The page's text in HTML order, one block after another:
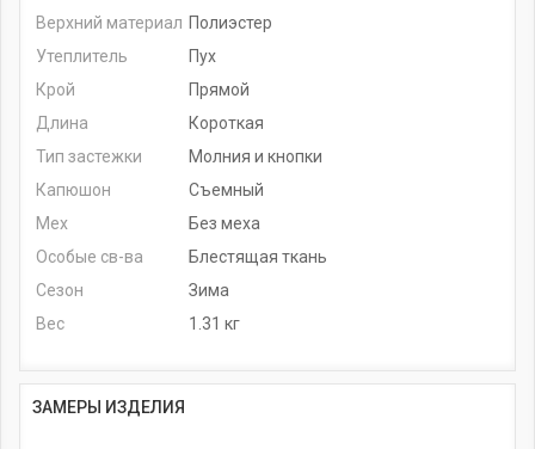
Верхний материал Полиэстер
Утеплитель
Пух
Крой
Прямой
Длина
Короткая
Тип застежки
Молния и кнопки
Капюшон
Съемный
Мех
Без меха
Особые св-ва
Блестящая ткань
Сезон
Зима
Вес
1.31 кг
ЗАМЕРЫ ИЗДЕЛИЯ